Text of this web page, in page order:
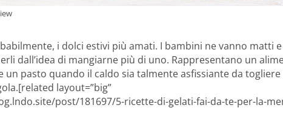
i dolci estivi più amati. I bambini ne vanno matti
dall’idea di mangiarne più di uno. Rappresentano un
pasto quando il caldo sia talmente asfissiante da togliere
layout=”big”
post/181697/5-ricette-di-gelati-fai-da-te-per-la-